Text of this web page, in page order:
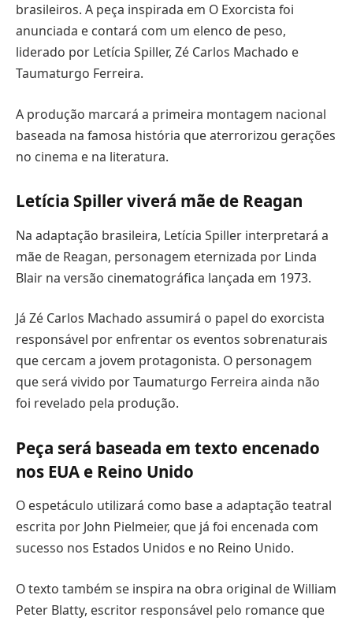
brasileiros. A peça inspirada em O Exorcista foi
anunciada e contará com um elenco de peso,
liderado por Letícia Spiller, Zé Carlos Machado e
Taumaturgo Ferreira.
A produção marcará a primeira montagem nacional
baseada na famosa história que aterrorizou gerações
no cinema e na literatura.
Letícia Spiller viverá mãe de Reagan
Na adaptação brasileira, Letícia Spiller interpretará a
mãe de Reagan, personagem eternizada por Linda
Blair na versão cinematográfica lançada em 1973.
Já Zé Carlos Machado assumirá o papel do exorcista
responsável por enfrentar os eventos sobrenaturais
que cercam a jovem protagonista. O personagem
que será vivido por Taumaturgo Ferreira ainda não
foi revelado pela produção.
Peça será baseada em texto encenado
nos EUA e Reino Unido
O espetáculo utilizará como base a adaptação teatral
escrita por John Pielmeier, que já foi encenada com
sucesso nos Estados Unidos e no Reino Unido.
O texto também se inspira na obra original de William
Peter Blatty, escritor responsável pelo romance que